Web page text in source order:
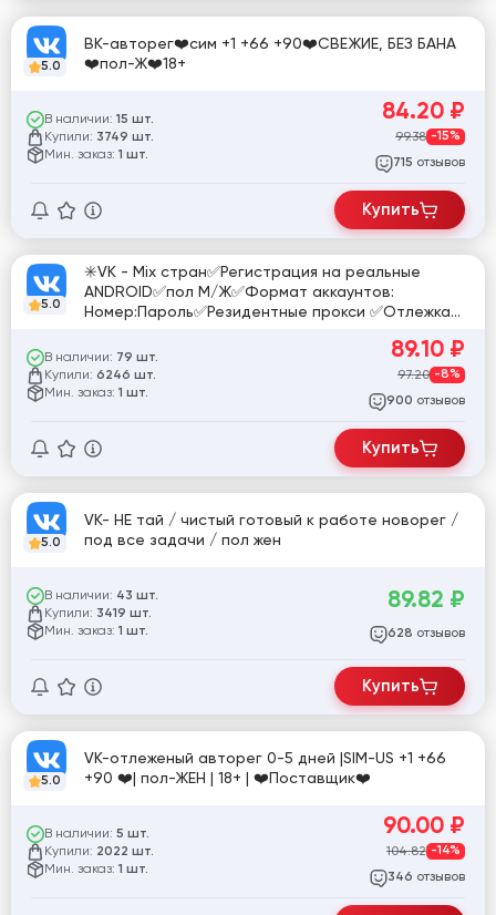
5.0
ВК-авторег❤️сим +1 +66 +90❤️СВЕЖИЕ, БЕЗ БАНА
❤️пол-Ж❤️18+
В наличии: 15 шт.
Купили: 3749 шт.
Мин. заказ: 1 шт.
84.20 ₽
99.38 -15%
715 отзывов
Купить
5.0
✳️VK - Mix стран✅Регистрация на реальные
ANDROID✅пол М/Ж✅Формат аккаунтов:
Номер:Пароль✅Резидентные прокси ✅Отлежка
В наличии: 79 шт.
Купили: 6246 шт.
Мин. заказ: 1 шт.
89.10 ₽
97.20 -8%
900 отзывов
Купить
5.0
VK- НЕ тай / чистый готовый к работе новорег /
под все задачи / пол жен
В наличии: 43 шт.
Купили: 3419 шт.
Мин. заказ: 1 шт.
89.82 ₽
628 отзывов
Купить
5.0
VK-отлеженый авторег 0-5 дней |SIM-US +1 +66
+90 ❤️| пол-ЖЕН | 18+ | ❤️Поставщик❤️
В наличии: 5 шт.
Купили: 2022 шт.
Мин. заказ: 1 шт.
90.00 ₽
104.82 -14%
346 отзывов